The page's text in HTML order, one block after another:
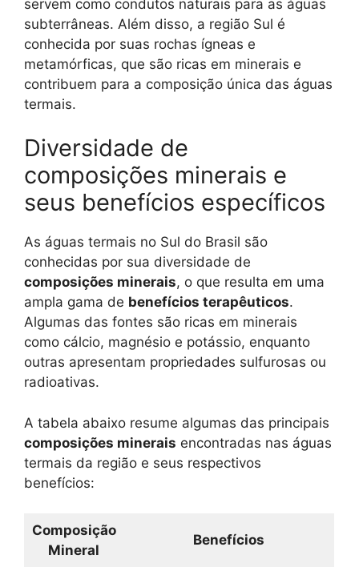
servem como condutos naturais para as águas
subterrâneas. Além disso, a região Sul é
conhecida por suas rochas ígneas e
metamórficas, que são ricas em minerais e
contribuem para a composição única das águas
termais.
Diversidade de
composições minerais e
seus benefícios específicos
As águas termais no Sul do Brasil são
conhecidas por sua diversidade de
composições minerais, o que resulta em uma
ampla gama de benefícios terapêuticos.
Algumas das fontes são ricas em minerais
como cálcio, magnésio e potássio, enquanto
outras apresentam propriedades sulfurosas ou
radioativas.
A tabela abaixo resume algumas das principais
composições minerais encontradas nas águas
termais da região e seus respectivos
benefícios:
Composição
Mineral
Benefícios